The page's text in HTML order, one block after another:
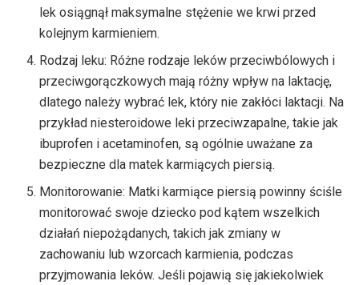
lek osiągnął maksymalne stężenie we krwi przed
kolejnym karmieniem.
Rodzaj leku: Różne rodzaje leków przeciwbólowych i
przeciwgorączkowych mają różny wpływ na laktację,
dlatego należy wybrać lek, który nie zakłóci laktacji. Na
przykład niesteroidowe leki przeciwzapalne, takie jak
ibuprofen i acetaminofen, są ogólnie uważane za
bezpieczne dla matek karmiących piersią.
Monitorowanie: Matki karmiące piersią powinny ściśle
monitorować swoje dziecko pod kątem wszelkich
działań niepożądanych, takich jak zmiany w
zachowaniu lub wzorcach karmienia, podczas
przyjmowania leków. Jeśli pojawią się jakiekolwiek